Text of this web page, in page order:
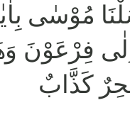
مُوْسٰى
فِرْعَوْنَ
كَذَّابٌ